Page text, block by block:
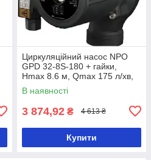
Циркуляційний насос NPO
GPD 32-8S-180 + гайки,
Hmax 8.6 м, Qmax 175 л/хв,
280 Вт (4823121302640)
В наявності
3 874,92 ₴ 4 613 ₴
Купити